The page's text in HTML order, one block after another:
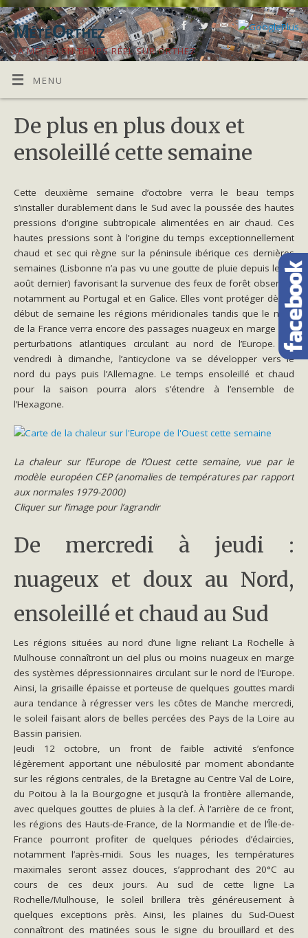
MétéOrthez
LA MÉTÉO EN TEMPS RÉEL SUR ORTHEZ
MENU
De plus en plus doux et
ensoleillé cette semaine
Cette deuxième semaine d’octobre verra le beau temps
s’installer durablement dans le Sud avec la poussée des hautes
pressions d’origine subtropicale alimentées en air chaud. Ces
hautes pressions sont à l’origine du temps exceptionnellement
chaud et sec qui règne sur la péninsule ibérique ces dernières
semaines (Lisbonne n’a pas vu une goutte de pluie depuis le 29
août dernier) favorisant la survenue des feux de forêt observés
notamment au Portugal et en Galice. Elles vont protéger dès le
début de semaine les régions méridionales tandis que le nord
de la France verra encore des passages nuageux en marge des
perturbations atlantiques circulant au nord de l’Europe. De
vendredi à dimanche, l’anticyclone va se développer vers le
nord du pays puis l’Allemagne. Le temps ensoleillé et chaud
pour la saison pourra alors s’étendre à l’ensemble de
l’Hexagone.
La chaleur sur l’Europe de l’Ouest cette semaine, vue par le
modèle européen CEP (anomalies de températures par rapport
aux normales 1979-2000)
Cliquer sur l’image pour l’agrandir
De mercredi à jeudi :
nuageux et doux au Nord,
ensoleillé et chaud au Sud
Les régions situées au nord d’une ligne reliant La Rochelle à
Mulhouse connaîtront un ciel plus ou moins nuageux en marge
des systèmes dépressionnaires circulant sur le nord de l’Europe.
Ainsi, la grisaille épaisse et porteuse de quelques gouttes mardi
aura tendance à régresser vers les côtes de Manche mercredi,
le soleil faisant alors de belles percées des Pays de la Loire au
Bassin parisien.
Jeudi 12 octobre, un front de faible activité s’enfonce
légèrement apportant une nébulosité par moment abondante
sur les régions centrales, de la Bretagne au Centre Val de Loire,
du Poitou à la la Bourgogne et jusqu’à la frontière allemande,
avec quelques gouttes de pluies à la clef. À l’arrière de ce front,
les régions des Hauts-de-France, de la Normandie et de l’Île-de-
France pourront profiter de quelques périodes d’éclaircies,
notamment l’après-midi. Sous les nuages, les températures
maximales seront assez douces, s’approchant des 20°C au
cours de ces deux jours. Au sud de cette ligne La
Rochelle/Mulhouse, le soleil brillera très généreusement à
quelques exceptions près. Ainsi, les plaines du Sud-Ouest
connaîtront des matinées sous le signe du brouillard et des